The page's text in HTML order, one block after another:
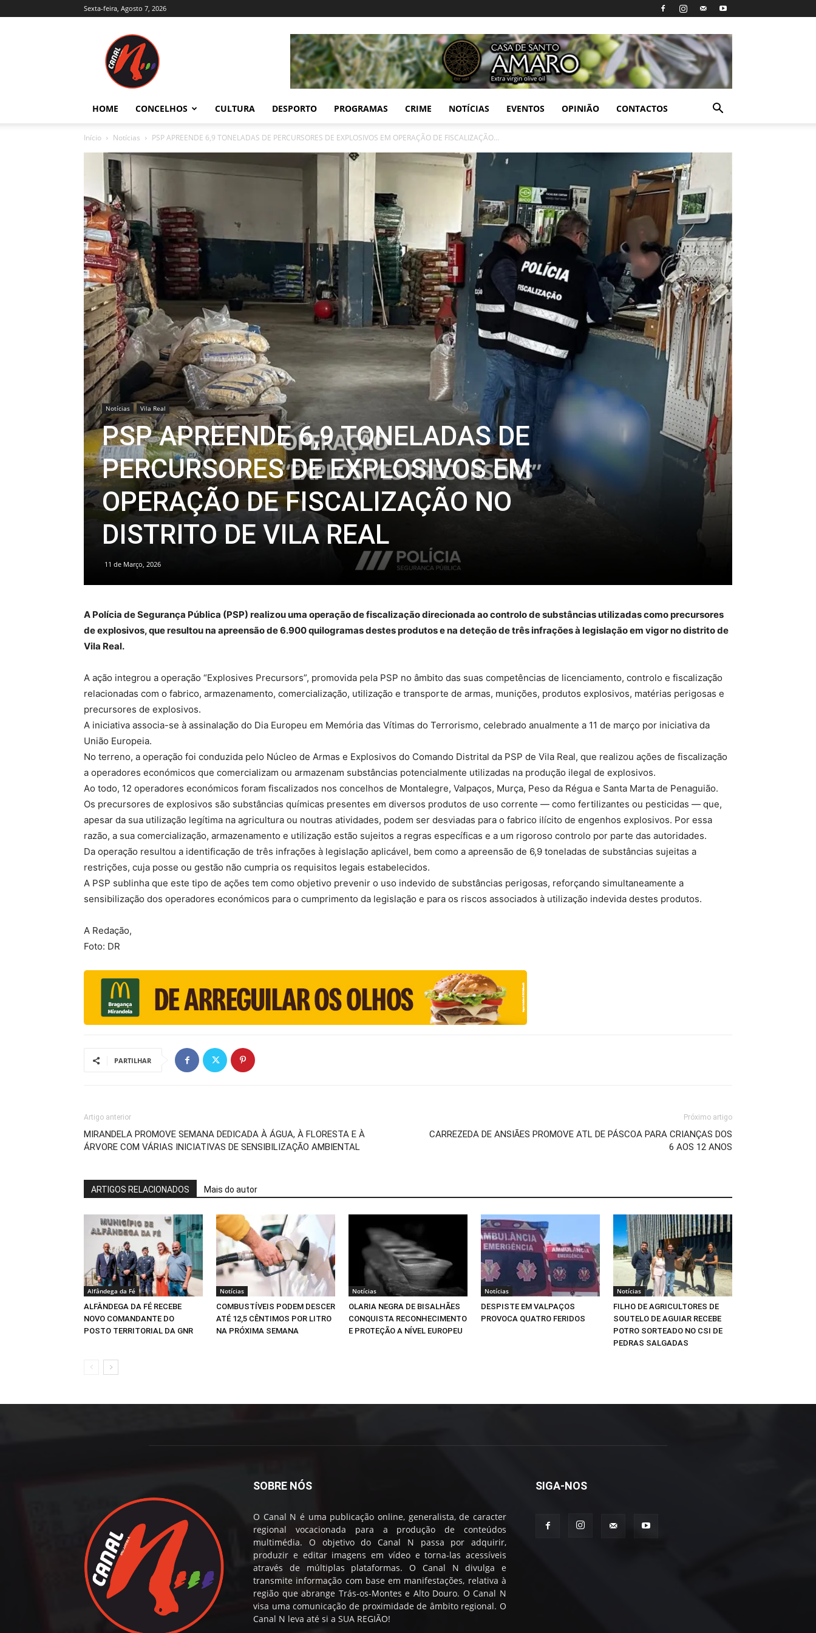
Sexta-feira, Agosto 7, 2026
Trás-
e
Alto
Douro
HOME CONCELHOS CULTURA DESPORTO PROGRAMAS CRIME NOTÍCIAS EVENTOS OPINIÃO CONTACTOS
Início Notícias PSP APREENDE 6,9 TONELADAS DE PERCURSORES DE EXPLOSIVOS EM OPERAÇÃO DE FISCALIZAÇÃO...
Notícias Vila Real
PSP APREENDE 6,9 TONELADAS DE
PERCURSORES DE EXPLOSIVOS EM
OPERAÇÃO DE FISCALIZAÇÃO NO
DISTRITO DE VILA REAL
11 de Março, 2026
A Polícia de Segurança Pública (PSP) realizou uma operação de fiscalização direcionada ao controlo de substâncias utilizadas como precursores
de explosivos, que resultou na apreensão de 6.900 quilogramas destes produtos e na deteção de três infrações à legislação em vigor no distrito de
Vila Real.
A ação integrou a operação “Explosives Precursors”, promovida pela PSP no âmbito das suas competências de licenciamento, controlo e fiscalização
relacionadas com o fabrico, armazenamento, comercialização, utilização e transporte de armas, munições, produtos explosivos, matérias perigosas e
precursores de explosivos.
A iniciativa associa-se à assinalação do Dia Europeu em Memória das Vítimas do Terrorismo, celebrado anualmente a 11 de março por iniciativa da
União Europeia.
No terreno, a operação foi conduzida pelo Núcleo de Armas e Explosivos do Comando Distrital da PSP de Vila Real, que realizou ações de fiscalização
a operadores económicos que comercializam ou armazenam substâncias potencialmente utilizadas na produção ilegal de explosivos.
Ao todo, 12 operadores económicos foram fiscalizados nos concelhos de Montalegre, Valpaços, Murça, Peso da Régua e Santa Marta de Penaguião.
Os precursores de explosivos são substâncias químicas presentes em diversos produtos de uso corrente — como fertilizantes ou pesticidas — que,
apesar da sua utilização legítima na agricultura ou noutras atividades, podem ser desviadas para o fabrico ilícito de engenhos explosivos. Por essa
razão, a sua comercialização, armazenamento e utilização estão sujeitos a regras específicas e a um rigoroso controlo por parte das autoridades.
Da operação resultou a identificação de três infrações à legislação aplicável, bem como a apreensão de 6,9 toneladas de substâncias sujeitas a
restrições, cuja posse ou gestão não cumpria os requisitos legais estabelecidos.
A PSP sublinha que este tipo de ações tem como objetivo prevenir o uso indevido de substâncias perigosas, reforçando simultaneamente a
sensibilização dos operadores económicos para o cumprimento da legislação e para os riscos associados à utilização indevida destes produtos.
A Redação,
Foto: DR
PARTILHAR
Artigo anterior
MIRANDELA PROMOVE SEMANA DEDICADA À ÁGUA, À FLORESTA E À
ÁRVORE COM VÁRIAS INICIATIVAS DE SENSIBILIZAÇÃO AMBIENTAL
Próximo artigo
CARREZEDA DE ANSIÃES PROMOVE ATL DE PÁSCOA PARA CRIANÇAS DOS
6 AOS 12 ANOS
ARTIGOS RELACIONADOS Mais do autor
Alfândega da Fé
ALFÂNDEGA DA FÉ RECEBE
NOVO COMANDANTE DO
POSTO TERRITORIAL DA GNR
Notícias
COMBUSTÍVEIS PODEM DESCER
ATÉ 12,5 CÊNTIMOS POR LITRO
NA PRÓXIMA SEMANA
Notícias
OLARIA NEGRA DE BISALHÃES
CONQUISTA RECONHECIMENTO
E PROTEÇÃO A NÍVEL EUROPEU
Notícias
DESPISTE EM VALPAÇOS
PROVOCA QUATRO FERIDOS
Notícias
FILHO DE AGRICULTORES DE
SOUTELO DE AGUIAR RECEBE
POTRO SORTEADO NO CSI DE
PEDRAS SALGADAS
SOBRE NÓS
O Canal N é uma publicação online, generalista, de caracter
regional vocacionada para a produção de conteúdos
multimédia. O objetivo do Canal N passa por adquirir,
produzir e editar imagens em vídeo e torna-las acessíveis
através de múltiplas plataformas. O Canal N divulga e
transmite informação com base em manifestações, relativa à
região que abrange Trás-os-Montes e Alto Douro. O Canal N
visa uma comunicação de proximidade de âmbito regional. O
Canal N leva até si a SUA REGIÃO!
SIGA-NOS